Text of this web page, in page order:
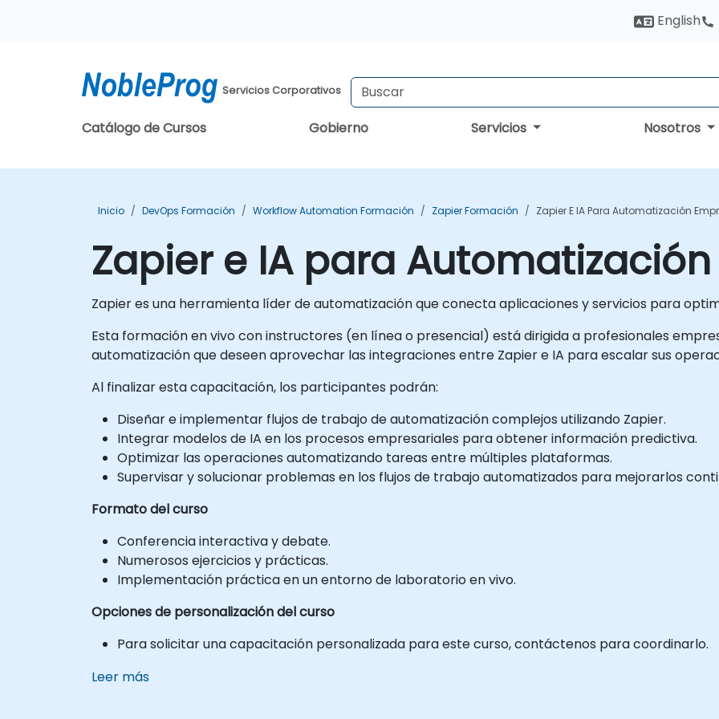
English
Servicios Corporativos
Catálogo de Cursos Gobierno Servicios Nosotros
Inicio DevOps Formación Workflow Automation Formación Zapier Formación Zapier E IA Para Automatización
Zapier e IA para
Zapier es una herramienta líder de automatización que conecta aplicaciones y servicios para
Esta formación en vivo con instructores (en línea o presencial) está dirigida a profesionales
automatización que deseen aprovechar las integraciones entre Zapier e IA para escalar sus
Al finalizar esta capacitación, los participantes podrán:
Diseñar e implementar flujos de trabajo de automatización complejos utilizando Zapier.
Integrar modelos de IA en los procesos empresariales para obtener información predictiva.
Optimizar las operaciones automatizando tareas entre múltiples plataformas.
Supervisar y solucionar problemas en los flujos de trabajo automatizados para mejorarlos
Formato del curso
Conferencia interactiva y debate.
Numerosos ejercicios y prácticas.
Implementación práctica en un entorno de laboratorio en vivo.
Opciones de personalización del curso
Para solicitar una capacitación personalizada para este curso, contáctenos para coordinarlo.
Leer más